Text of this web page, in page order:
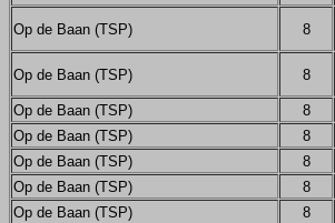
Op de Baan (TSP) 8
Op de Baan (TSP) 8
Op de Baan (TSP)
8
Op de Baan (TSP)
8
Op de Baan (TSP)
8
Op de Baan (TSP)
8
Op de Baan (TSP)
8